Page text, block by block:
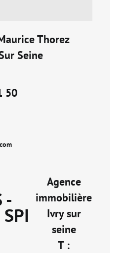
Thorez
Seine
50
-
Agence
immobilière
Ivry sur
seine
T :